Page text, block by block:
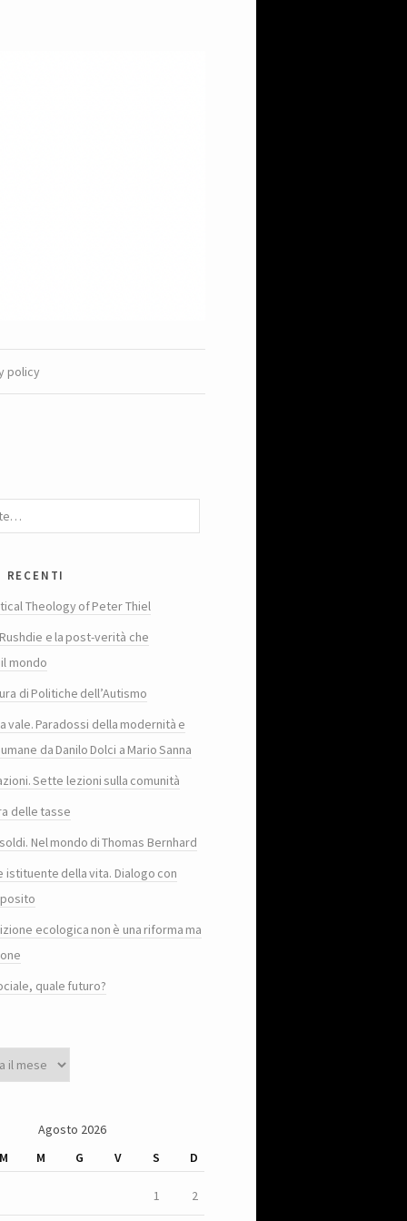
policy
Theology of Peter Thiel
e la post-verità che
mondo
di Politiche dell’Autismo
vale. Paradossi della modernità e
da Danilo Dolci a Mario Sanna
Sette lezioni sulla comunità
delle tasse
Nel mondo di Thomas Bernhard
istituente della vita. Dialogo con
ecologica non è una riforma ma
quale futuro?
Agosto 2026
M G V S D
1 2